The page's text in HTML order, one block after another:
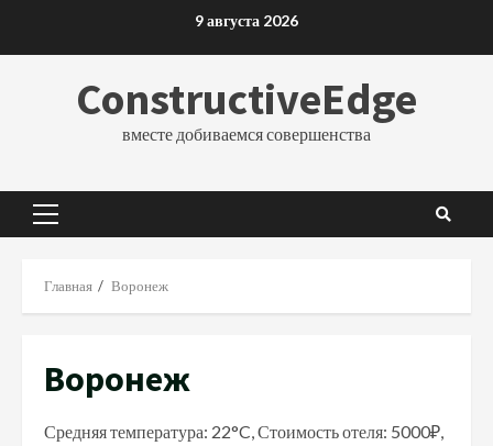
9 августа 2026
ConstructiveEdge
вместе добиваемся совершенства
Основное
Главная Воронеж
Воронеж
Средняя температура: 22°C, Стоимость отеля: 5000₽,